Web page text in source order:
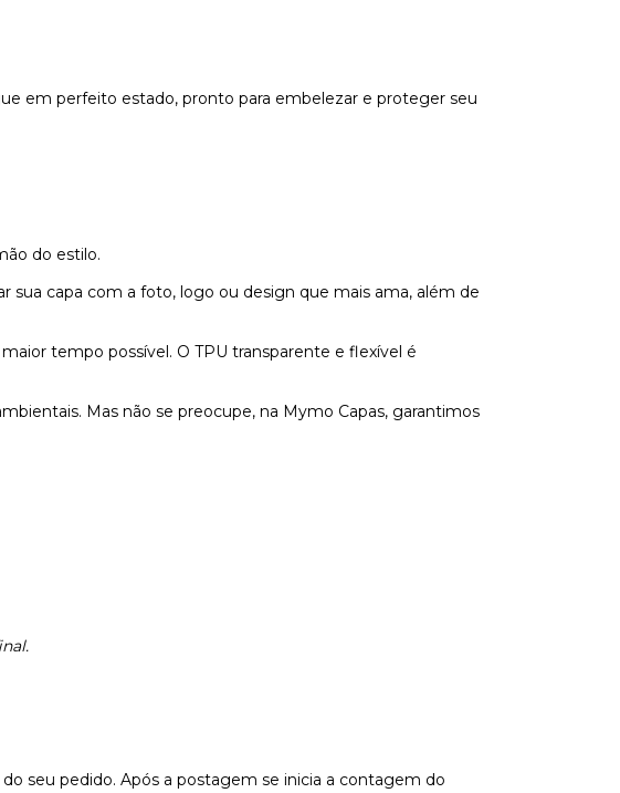
em perfeito estado, pronto para embelezar e proteger seu
do estilo.
capa com a foto, logo ou design que mais ama, além de
tempo possível. O TPU transparente e flexível é
Mas não se preocupe, na Mymo Capas, garantimos
seu pedido. Após a postagem se inicia a contagem do